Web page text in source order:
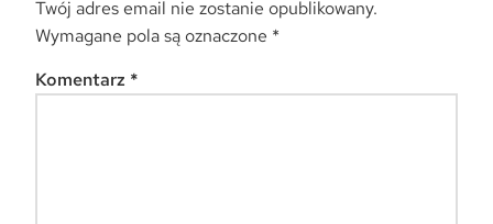
Twój adres email nie zostanie opublikowany.
Wymagane pola są oznaczone *
Komentarz *